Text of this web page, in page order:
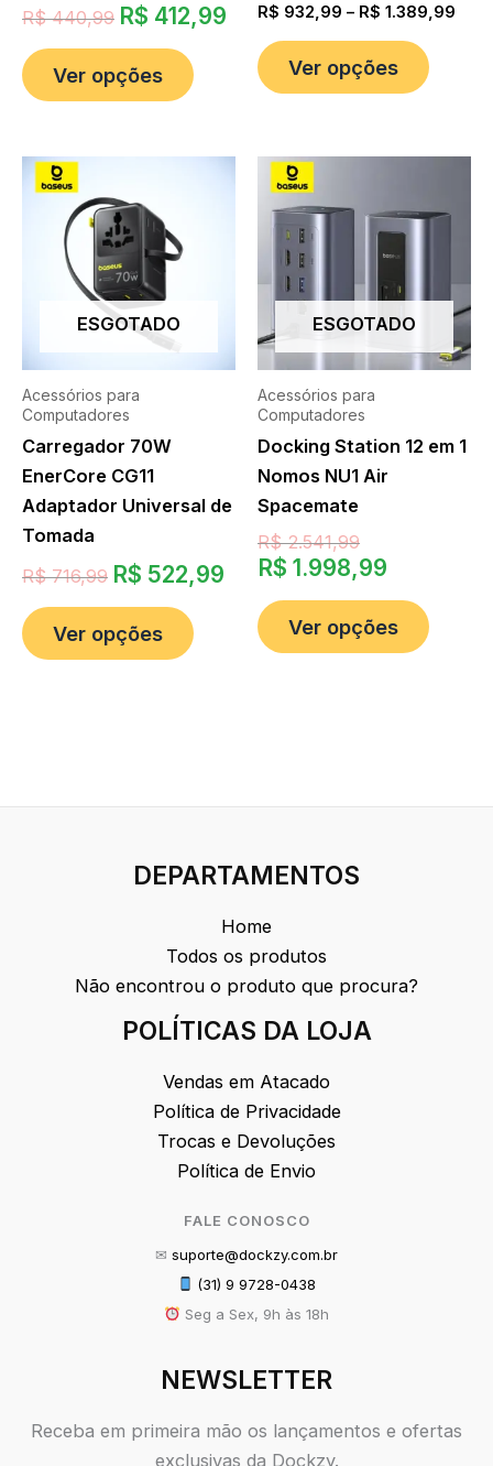
R$440,99 R$ 412,99
Ver opções
R$ 932,99 – R$ 1.389,99
Ver opções
ESGOTADO
Acessórios para
Computadores
Carregador 70W
EnerCore CG11
Adaptador Universal de
Tomada
R$716,99 R$ 522,99
Ver opções
ESGOTADO
Acessórios para
Computadores
Docking Station 12 em 1
Nomos NU1 Air
Spacemate
R$2.541,99
R$ 1.998,99
Ver opções
DEPARTAMENTOS
Home
Todos os produtos
Não encontrou o produto que procura?
POLÍTICAS DA LOJA
Vendas em Atacado
Política de Privacidade
Trocas e Devoluções
Política de Envio
FALE CONOSCO
✉ suporte@dockzy.com.br
(31) 9 9728-0438
Seg a Sex, 9h às 18h
NEWSLETTER
Receba em primeira mão os lançamentos e ofertas
exclusivas da Dockzy.